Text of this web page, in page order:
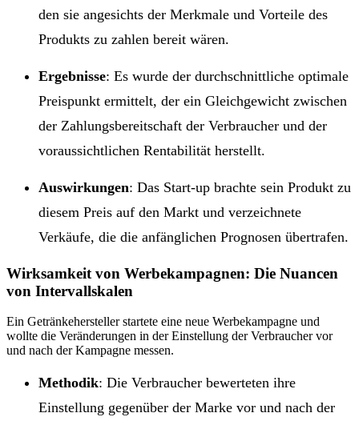
den sie angesichts der Merkmale und Vorteile des
Produkts zu zahlen bereit wären.
Ergebnisse: Es wurde der durchschnittliche optimale
Preispunkt ermittelt, der ein Gleichgewicht zwischen
der Zahlungsbereitschaft der Verbraucher und der
voraussichtlichen Rentabilität herstellt.
Auswirkungen: Das Start-up brachte sein Produkt zu
diesem Preis auf den Markt und verzeichnete
Verkäufe, die die anfänglichen Prognosen übertrafen.
Wirksamkeit von Werbekampagnen: Die Nuancen
von Intervallskalen
Ein Getränkehersteller startete eine neue Werbekampagne und
wollte die Veränderungen in der Einstellung der Verbraucher vor
und nach der Kampagne messen.
Methodik: Die Verbraucher bewerteten ihre
Einstellung gegenüber der Marke vor und nach der